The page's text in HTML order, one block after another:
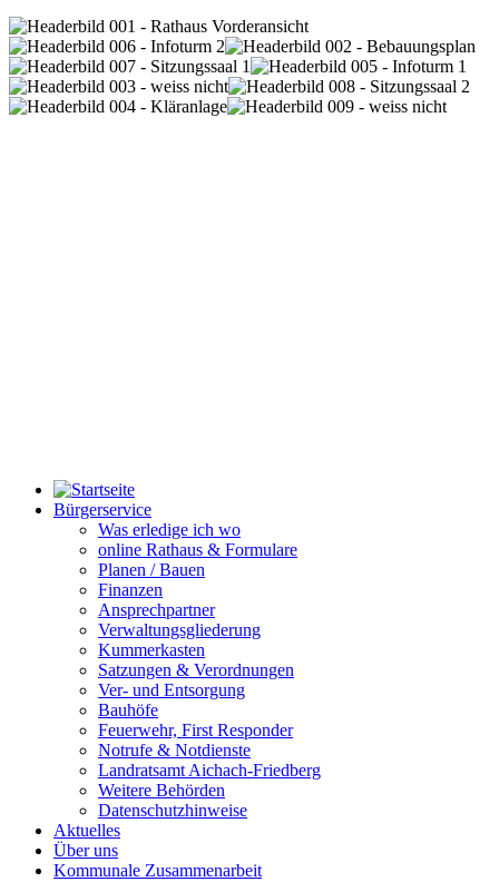
Bürgerservice
Was erledige ich wo
online Rathaus & Formulare
Planen / Bauen
Finanzen
Ansprechpartner
Verwaltungsgliederung
Kummerkasten
Satzungen & Verordnungen
Ver- und Entsorgung
Bauhöfe
Feuerwehr, First Responder
Notrufe & Notdienste
Landratsamt Aichach-Friedberg
Weitere Behörden
Datenschutzhinweise
Aktuelles
Über uns
Kommunale Zusammenarbeit